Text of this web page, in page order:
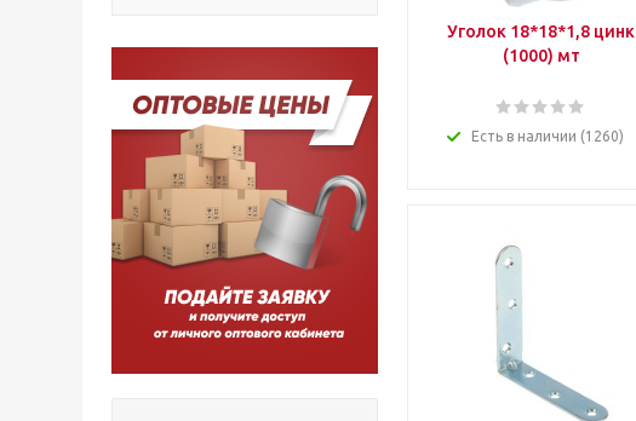
Уголок 18*18*1,8 цинк
(1000) мт
Есть в наличии (1260)